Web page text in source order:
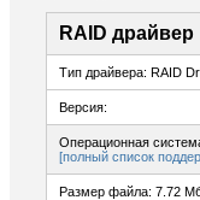
RAID драйвер
Тип драйвера: RAID
Версия:
Операционная
[полный список
Размер файла: 7.72